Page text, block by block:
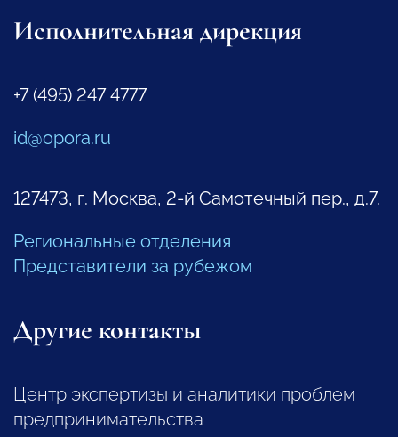
Исполнительная дирекция
+7 (495) 247 4777
id@opora.ru
127473, г. Москва, 2-й Самотечный пер., д.7.
Региональные отделения
Представители за рубежом
Другие контакты
Центр экспертизы и аналитики проблем
предпринимательства